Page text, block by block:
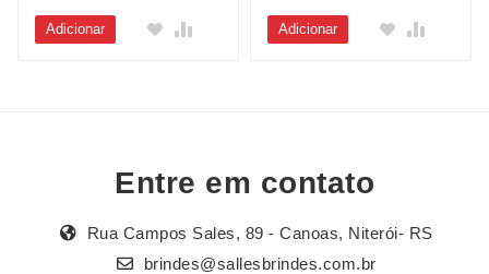
Adicionar Adicionar
Entre em contato
Rua Campos Sales, 89 - Canoas, Niterói- RS
brindes@sallesbrindes.com.br